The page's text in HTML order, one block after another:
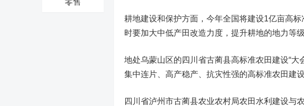
零售
耕地建设和保护方面，今年全国将建设1亿亩高
时要加大中低产田改造力度，提升耕地的地力等级
地处乌蒙山区的四川省古蔺县高标准农田建设“
集中连片、高产稳产、抗灾性强的高标准农田建设
四川省泸州市古蔺县农业农村局农田水利建设与